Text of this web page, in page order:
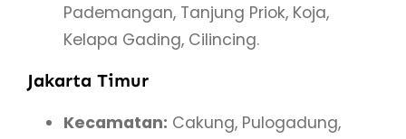
Pademangan, Tanjung Priok, Koja,
Kelapa Gading, Cilincing.
Jakarta Timur
Kecamatan: Cakung, Pulogadung,